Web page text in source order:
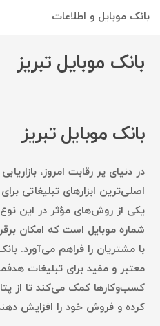
بانک موبایل و اطلاعات
بانک موبایل تبریز
بانک موبایل تبریز
در دنیای پر رقابت امروز،
اصلی‌ترین ابزارهای تبلیغاتی
یکی از روش‌های مؤثر در این نوع
شماره موبایل است که امکان
با مشتریان را فراهم می‌آورد.
معتبر و مفید برای تبلیغات
کسب‌وکارها کمک می‌کند تا از
کرده و فروش خود را افزایش